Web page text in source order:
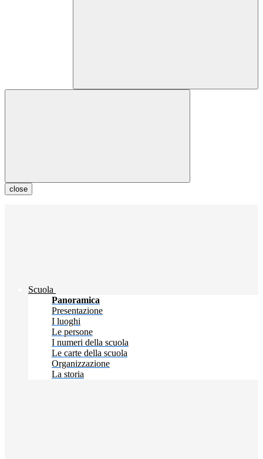
close
Scuola
Panoramica
Presentazione
I luoghi
Le persone
I numeri della scuola
Le carte della scuola
Organizzazione
La storia